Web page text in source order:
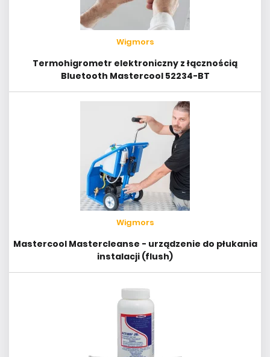
Wigmors
Termohigrometr elektroniczny z łącznością
Bluetooth Mastercool 52234-BT
Wigmors
Mastercool Mastercleanse - urządzenie do płukania
instalacji (flush)